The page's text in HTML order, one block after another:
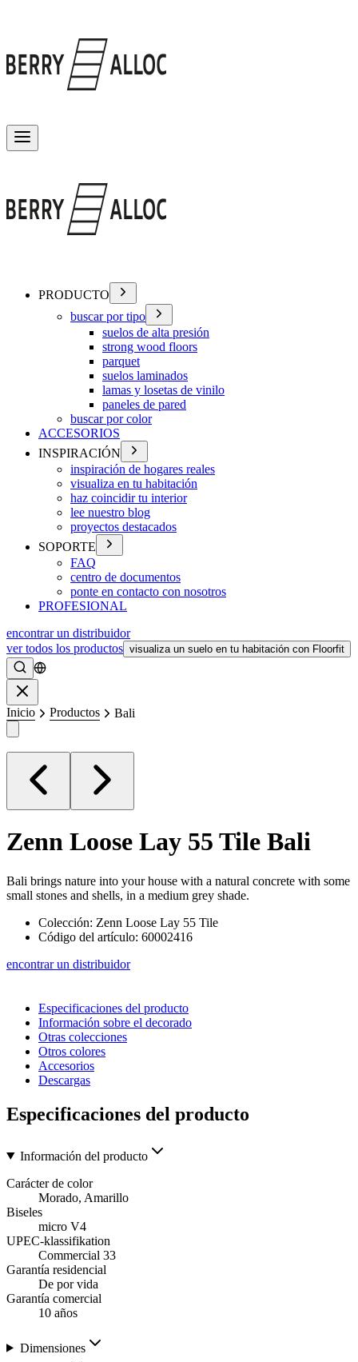
PRODUCTO
buscar por tipo
suelos de alta presión
strong wood floors
parquet
suelos laminados
lamas y losetas de vinilo
paneles de pared
buscar por color
ACCESORIOS
INSPIRACIÓN
inspiración de hogares reales
visualiza en tu habitación
haz coincidir tu interior
lee nuestro blog
proyectos destacados
SOPORTE
FAQ
centro de documentos
ponte en contacto con nosotros
PROFESIONAL
encontrar un distribuidor
ver todos los productos visualiza un suelo en tu habitación con Floorfit
Buscar
Inicio Productos Bali
Zenn Loose Lay 55 Tile Bali
Bali brings nature into your house with a natural concrete with some
small stones and shells, in a medium grey shade.
Colección: Zenn Loose Lay 55 Tile
Código del artículo: 60002416
encontrar un distribuidor
Especificaciones del producto
Información sobre el decorado
Otras colecciones
Otros colores
Accesorios
Descargas
Especificaciones del producto
Información del producto
Carácter de color
Morado, Amarillo
Biseles
micro V4
UPEC-klassifikation
Commercial 33
Garantía residencial
De por vida
Garantía comercial
10 años
Dimensiones